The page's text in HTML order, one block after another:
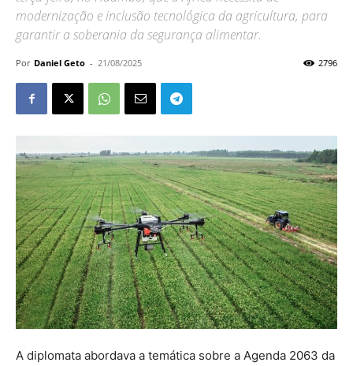
modernização e inclusão tecnológica da agricultura, para
garantir a soberania da segurança alimentar.
Por Daniel Geto - 21/08/2025 2796
A diplomata abordava a temática sobre a Agenda 2063 da